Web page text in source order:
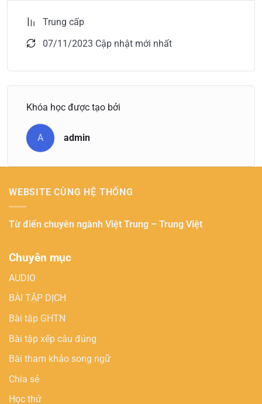
Trung cấp
07/11/2023 Cập nhật mới nhất
Khóa học được tạo bởi
A admin
WEBSITE CÙNG HỆ THỐNG
Từ điển chuyên ngành Việt Trung – Trung Việt
Chuyên mục
AUDIO
BÀI TẬP DỊCH
Bài tập GHTN
Bài tập xếp câu đúng
Bài tham khảo song ngữ
Chia sẻ
Học thử